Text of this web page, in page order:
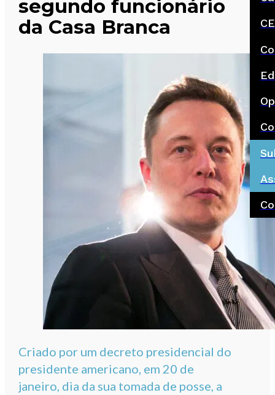
segundo funcionário
da Casa Branca
Criado por um decreto presidencial do
presidente americano, em 20 de
janeiro, dia da sua tomada de posse, a